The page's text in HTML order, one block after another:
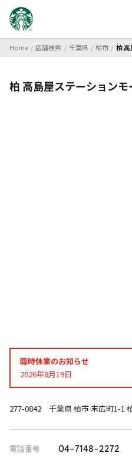
Home 店舗検索 千葉県 柏市 柏
柏 高島屋ステーション
臨時休業のお知らせ
2026年8月19日
277-0842 千葉県 柏市 末広町1-1
電話番号 04-7148-2272